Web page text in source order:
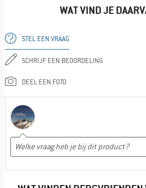
WAT VIND JE
STEL EEN VRAAG
SCHRIJF EEN BEOORDELING
DEEL EEN FOTO